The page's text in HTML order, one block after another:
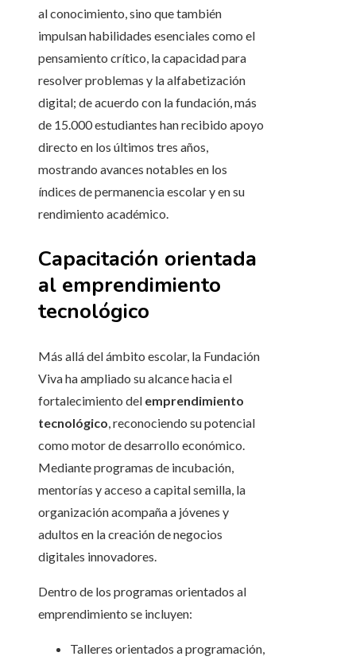
al conocimiento, sino que también
impulsan habilidades esenciales como el
pensamiento crítico, la capacidad para
resolver problemas y la alfabetización
digital; de acuerdo con la fundación, más
de 15.000 estudiantes han recibido apoyo
directo en los últimos tres años,
mostrando avances notables en los
índices de permanencia escolar y en su
rendimiento académico.
Capacitación orientada
al emprendimiento
tecnológico
Más allá del ámbito escolar, la Fundación
Viva ha ampliado su alcance hacia el
fortalecimiento del emprendimiento
tecnológico, reconociendo su potencial
como motor de desarrollo económico.
Mediante programas de incubación,
mentorías y acceso a capital semilla, la
organización acompaña a jóvenes y
adultos en la creación de negocios
digitales innovadores.
Dentro de los programas orientados al
emprendimiento se incluyen:
Talleres orientados a programación,